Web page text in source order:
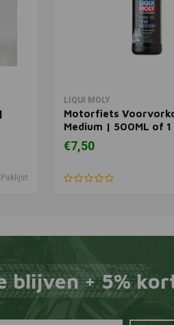
Paklijst
LIQUI MOLY
Motorfiets
Medium | 500ML of
€7,50
blijven + 5%